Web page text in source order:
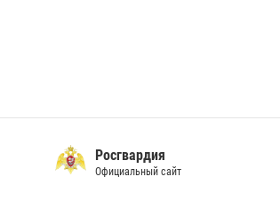
Росгвардия
Официальный сайт